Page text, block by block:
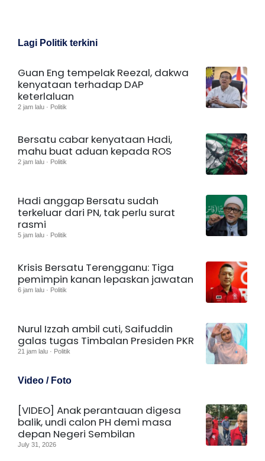
Lagi Politik terkini
Guan Eng tempelak Reezal, dakwa
kenyataan terhadap DAP
keterlaluan
2 jam lalu · Politik
Bersatu cabar kenyataan Hadi,
mahu buat aduan kepada ROS
2 jam lalu · Politik
Hadi anggap Bersatu sudah
terkeluar dari PN, tak perlu surat
rasmi
5 jam lalu · Politik
Krisis Bersatu Terengganu: Tiga
pemimpin kanan lepaskan jawatan
6 jam lalu · Politik
Nurul Izzah ambil cuti, Saifuddin
galas tugas Timbalan Presiden PKR
21 jam lalu · Politik
Video / Foto
[VIDEO] Anak perantauan digesa
balik, undi calon PH demi masa
depan Negeri Sembilan
July 31, 2026